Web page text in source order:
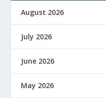
August 2026
July 2026
June 2026
May 2026